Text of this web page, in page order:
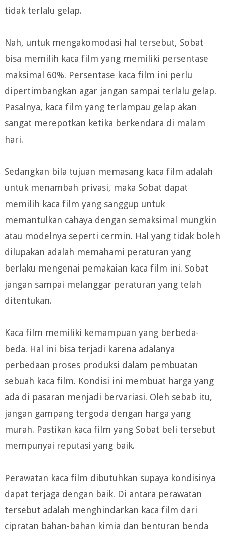
tidak terlalu gelap.
Nah, untuk mengakomodasi hal tersebut, Sobat
bisa memilih kaca film yang memiliki persentase
maksimal 60%. Persentase kaca film ini perlu
dipertimbangkan agar jangan sampai terlalu gelap.
Pasalnya, kaca film yang terlampau gelap akan
sangat merepotkan ketika berkendara di malam
hari.
Sedangkan bila tujuan memasang kaca film adalah
untuk menambah privasi, maka Sobat dapat
memilih kaca film yang sanggup untuk
memantulkan cahaya dengan semaksimal mungkin
atau modelnya seperti cermin. Hal yang tidak boleh
dilupakan adalah memahami peraturan yang
berlaku mengenai pemakaian kaca film ini. Sobat
jangan sampai melanggar peraturan yang telah
ditentukan.
Kaca film memiliki kemampuan yang berbeda-
beda. Hal ini bisa terjadi karena adalanya
perbedaan proses produksi dalam pembuatan
sebuah kaca film. Kondisi ini membuat harga yang
ada di pasaran menjadi bervariasi. Oleh sebab itu,
jangan gampang tergoda dengan harga yang
murah. Pastikan kaca film yang Sobat beli tersebut
mempunyai reputasi yang baik.
Perawatan kaca film dibutuhkan supaya kondisinya
dapat terjaga dengan baik. Di antara perawatan
tersebut adalah menghindarkan kaca film dari
cipratan bahan-bahan kimia dan benturan benda